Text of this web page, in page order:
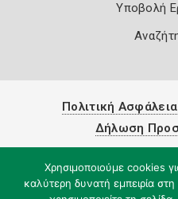
Υποβολή
Πολιτική
Δήλωση
Χρησιμοποιούμε cookies
καλύτερη δυνατή εμπειρία